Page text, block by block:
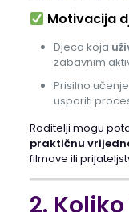
Motivacija
Djeca koja
zabavnim
Prisilno
usporiti
Roditelji mogu
praktičnu
filmove ili
2.